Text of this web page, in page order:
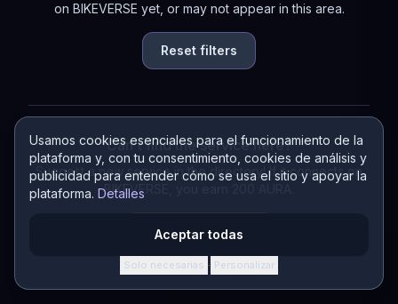
Usamos cookies esenciales para el funcionamiento de la
plataforma y, con tu consentimiento, cookies de análisis y
publicidad para entender cómo se usa el sitio y apoyar la
plataforma. Detalles
Aceptar todas
Solo necesarias · Personalizar
on BIKEVERSE yet, or may not appear in this area.
Reset filters
Can't find the service here?
Suggest a new service in the directory! If it connects on
BIKEVERSE, you earn 200 AURA.
Suggest a service